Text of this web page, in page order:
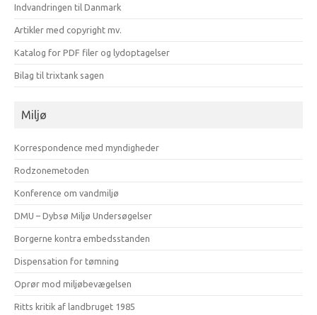
Indvandringen til Danmark
Artikler med copyright mv.
Katalog for PDF filer og lydoptagelser
Bilag til trixtank sagen
Miljø
Korrespondence med myndigheder
Rodzonemetoden
Konference om vandmiljø
DMU – Dybsø Miljø Undersøgelser
Borgerne kontra embedsstanden
Dispensation for tømning
Oprør mod miljøbevægelsen
Ritts kritik af landbruget 1985